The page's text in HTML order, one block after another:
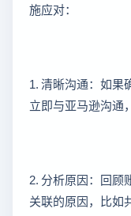
施应对：
1. 清晰沟通：如果
立即与亚马逊沟通
2. 分析原因：回顾
关联的原因，比如